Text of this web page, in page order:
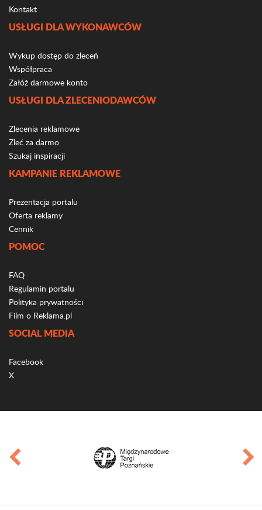
Kontakt
USŁUGI DLA WYKONAWCÓW
Wykup dostęp do zleceń
Współpraca
Załóż darmowe konto
USŁUGI DLA ZLECENIODAWCÓW
Zlecenia reklamowe
Zleć za darmo
Szukaj inspiracji
KAMPANIE REKLAMOWE
Prezentacja portalu
Oferta reklamy
Cennik
POMOC
FAQ
Regulamin portalu
Polityka prywatności
Film o Reklama.pl
SOCIAL MEDIA
Facebook
X